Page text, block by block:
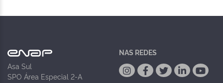
Asa Sul
SPO Área Especial 2-A
NAS REDES